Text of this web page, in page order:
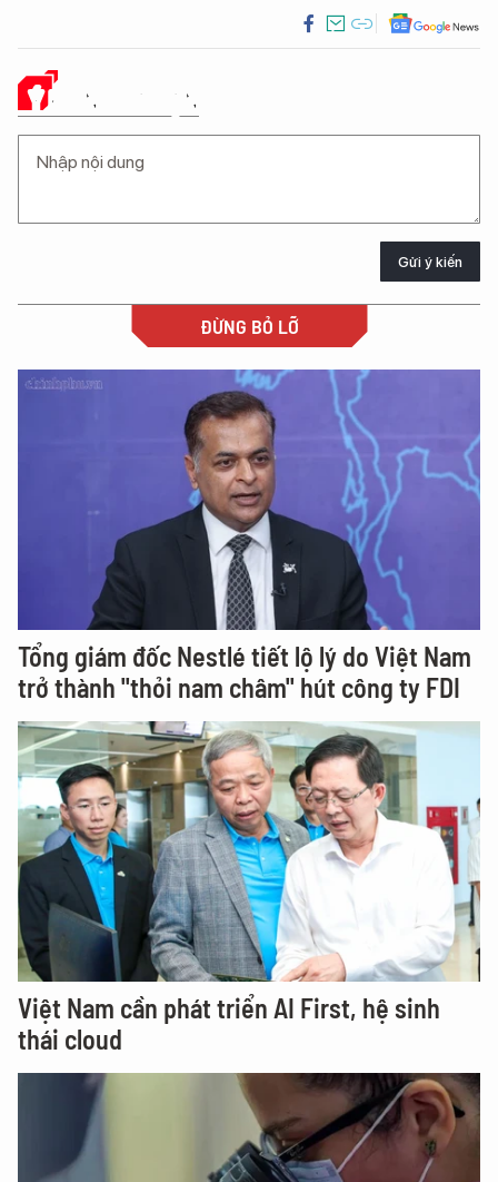
Ý KIẾN CỦA BẠN
Gửi ý kiến
ĐỪNG BỎ LỠ
Tổng giám đốc Nestlé tiết lộ lý do Việt Nam
trở thành "thỏi nam châm" hút công ty FDI
Việt Nam cần phát triển AI First, hệ sinh
thái cloud